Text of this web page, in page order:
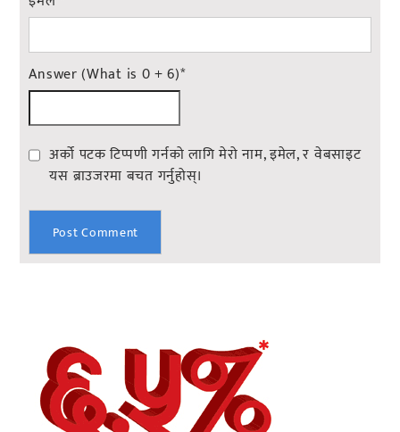
Answer (What is 0 + 6)*
अर्को पटक टिप्पणी गर्नको लागि मेरो नाम, इमेल, र वेबसाइट
यस ब्राउजरमा बचत गर्नुहोस्।